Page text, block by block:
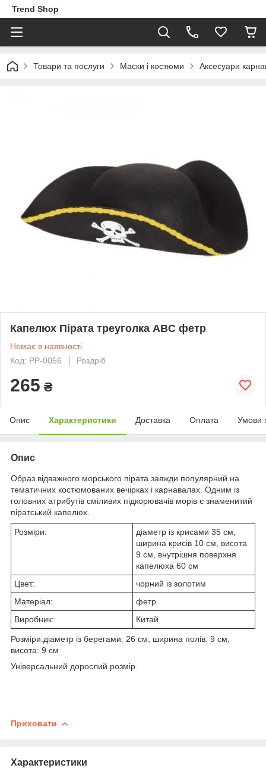
Trend Shop
Товари та послуги Маски і костюми Аксесуари
Капелюх Пірата треуголка ABC фетр
Немає в наявності
Код: PP-0056
Роздріб
265 ₴
Опис Характеристики Доставка Оплата Умови
Опис
Образ відважного морського пірата завжди популярний на
тематичних костюмованих вечірках і карнавалах. Одним із
головних атрибутів сміливих підкорювачів морів є знаменитий
піратський капелюх.
Розміри:
діаметр із крисами 35 см,
ширина крисів 10 см, висота
9 см, внутрішня поверхня
капелюха 60 см
Цвет:
чорний із золотим
Матеріал:
фетр
Виробник:
Китай
Розміри:діаметр із берегами: 26 см; ширина полів: 9 см;
висота: 9 см
Універсальний дорослий розмір.
Приховати
Характеристики